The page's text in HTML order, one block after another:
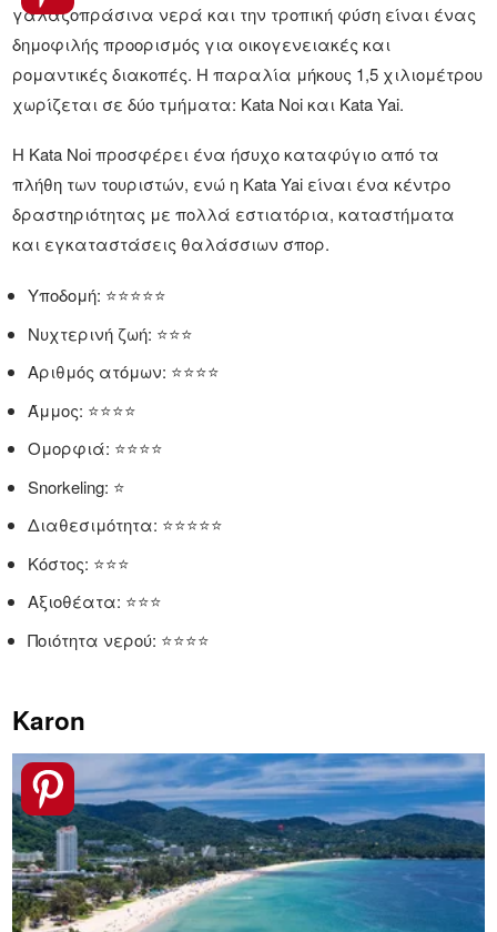
γαλαζοπράσινα νερά και την τροπική φύση είναι ένας
δημοφιλής προορισμός για οικογενειακές και
ρομαντικές διακοπές. Η παραλία μήκους 1,5 χιλιομέτρου
χωρίζεται σε δύο τμήματα: Kata Noi και Kata Yai.
Η Kata Noi προσφέρει ένα ήσυχο καταφύγιο από τα
πλήθη των τουριστών, ενώ η Kata Yai είναι ένα κέντρο
δραστηριότητας με πολλά εστιατόρια, καταστήματα
και εγκαταστάσεις θαλάσσιων σπορ.
Υποδομή: ⭐⭐⭐⭐⭐
Νυχτερινή ζωή: ⭐⭐⭐
Αριθμός ατόμων: ⭐⭐⭐⭐
Άμμος: ⭐⭐⭐⭐
Ομορφιά: ⭐⭐⭐⭐
Snorkeling: ⭐
Διαθεσιμότητα: ⭐⭐⭐⭐⭐
Κόστος: ⭐⭐⭐
Αξιοθέατα: ⭐⭐⭐
Ποιότητα νερού: ⭐⭐⭐⭐
Karon